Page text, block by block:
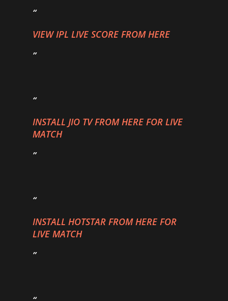
VIEW IPL LIVE SCORE FROM HERE
INSTALL JIO TV FROM HERE FOR LIVE
MATCH
INSTALL HOTSTAR FROM HERE FOR
LIVE MATCH